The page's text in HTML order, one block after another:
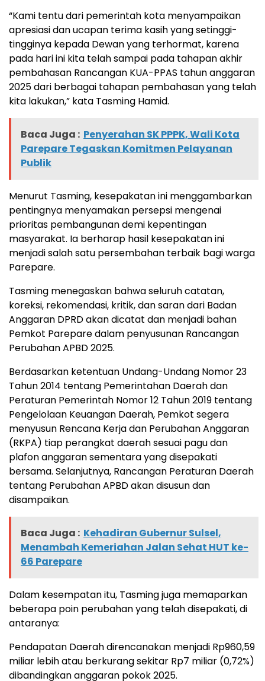
“Kami tentu dari pemerintah kota menyampaikan
apresiasi dan ucapan terima kasih yang setinggi-
tingginya kepada Dewan yang terhormat, karena
pada hari ini kita telah sampai pada tahapan akhir
pembahasan Rancangan KUA-PPAS tahun anggaran
2025 dari berbagai tahapan pembahasan yang telah
kita lakukan,” kata Tasming Hamid.
Baca Juga : Penyerahan SK PPPK, Wali Kota
Parepare Tegaskan Komitmen Pelayanan
Publik
Menurut Tasming, kesepakatan ini menggambarkan
pentingnya menyamakan persepsi mengenai
prioritas pembangunan demi kepentingan
masyarakat. Ia berharap hasil kesepakatan ini
menjadi salah satu persembahan terbaik bagi warga
Parepare.
Tasming menegaskan bahwa seluruh catatan,
koreksi, rekomendasi, kritik, dan saran dari Badan
Anggaran DPRD akan dicatat dan menjadi bahan
Pemkot Parepare dalam penyusunan Rancangan
Perubahan APBD 2025.
Berdasarkan ketentuan Undang-Undang Nomor 23
Tahun 2014 tentang Pemerintahan Daerah dan
Peraturan Pemerintah Nomor 12 Tahun 2019 tentang
Pengelolaan Keuangan Daerah, Pemkot segera
menyusun Rencana Kerja dan Perubahan Anggaran
(RKPA) tiap perangkat daerah sesuai pagu dan
plafon anggaran sementara yang disepakati
bersama. Selanjutnya, Rancangan Peraturan Daerah
tentang Perubahan APBD akan disusun dan
disampaikan.
Baca Juga : Kehadiran Gubernur Sulsel,
Menambah Kemeriahan Jalan Sehat HUT ke-
66 Parepare
Dalam kesempatan itu, Tasming juga memaparkan
beberapa poin perubahan yang telah disepakati, di
antaranya:
Pendapatan Daerah direncanakan menjadi Rp960,59
miliar lebih atau berkurang sekitar Rp7 miliar (0,72%)
dibandingkan anggaran pokok 2025.